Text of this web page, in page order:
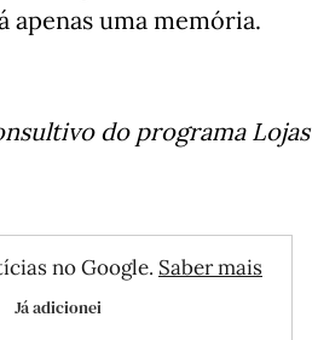
apenas uma memória.
do programa Lojas
no Google. Saber mais
Já adicionei